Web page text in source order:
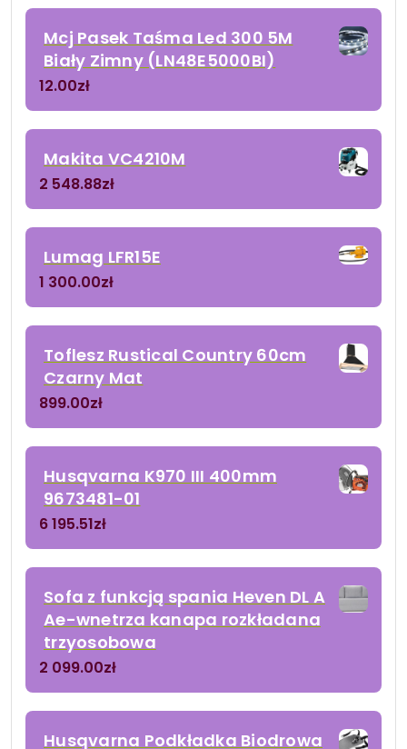
Mcj Pasek Taśma Led 300 5M
Biały Zimny (LN48E5000BI)
12.00zł
Makita VC4210M
2 548.88zł
Lumag LFR15E
1 300.00zł
Toflesz Rustical Country 60cm
Czarny Mat
899.00zł
Husqvarna K970 III 400mm
9673481-01
6 195.51zł
Sofa z funkcją spania Heven DL A
Ae-wnetrza kanapa rozkładana
trzyosobowa
2 099.00zł
Husqvarna Podkładka Biodrowa